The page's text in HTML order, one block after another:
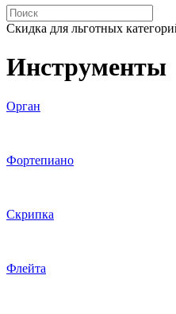
Скидка для льготных
Инструменты
Орган
Фортепиано
Скрипка
Флейта